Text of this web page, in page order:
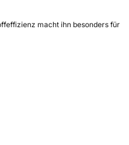
macht ihn besonders für